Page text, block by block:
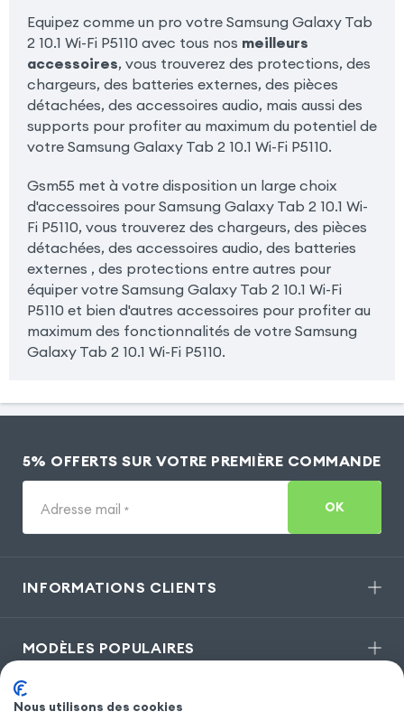
Equipez comme un pro votre Samsung Galaxy Tab
2 10.1 Wi-Fi P5110 avec tous nos meilleurs
accessoires, vous trouverez des protections, des
chargeurs, des batteries externes, des pièces
détachées, des accessoires audio, mais aussi des
supports pour profiter au maximum du potentiel de
votre Samsung Galaxy Tab 2 10.1 Wi-Fi P5110.
Gsm55 met à votre disposition un large choix
d'accessoires pour Samsung Galaxy Tab 2 10.1 Wi-
Fi P5110, vous trouverez des chargeurs, des pièces
détachées, des accessoires audio, des batteries
externes , des protections entre autres pour
équiper votre Samsung Galaxy Tab 2 10.1 Wi-Fi
P5110 et bien d'autres accessoires pour profiter au
maximum des fonctionnalités de votre Samsung
Galaxy Tab 2 10.1 Wi-Fi P5110.
5% OFFERTS SUR VOTRE PREMIÈRE COMMANDE
Adresse mail * OK
INFORMATIONS CLIENTS
MODÈLES POPULAIRES
ACCESSOIRE TÉLÉPHONE
Nous utilisons des cookies